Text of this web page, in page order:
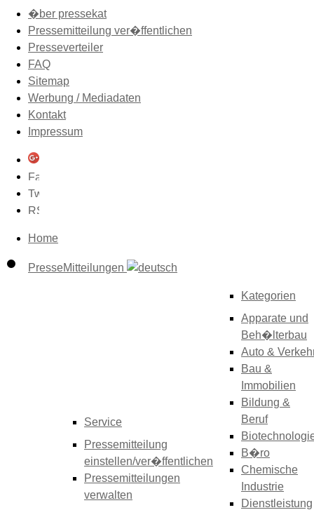
�ber pressekat
Pressemitteilung ver�ffentlichen
Presseverteiler
FAQ
Sitemap
Werbung / Mediadaten
Kontakt
Impressum
Home
PresseMitteilungen
Service
Pressemitteilung
einstellen/ver�ffentlichen
Pressemitteilungen
verwalten
Kategorien
Apparate und
Beh�lterbau
Auto &
Bau &
Immobilien
Bildung &
Beruf
B�ro
Chemische
Industrie
Dienstleistung